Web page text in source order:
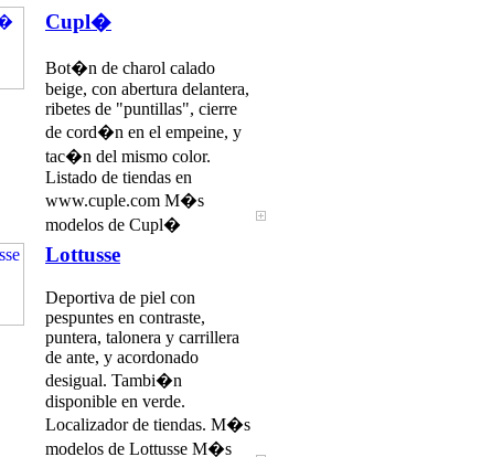
Cupl�
Bot�n de charol calado
beige, con abertura delantera,
ribetes de "puntillas", cierre
de cord�n en el empeine, y
tac�n del mismo color.
Listado de tiendas en
www.cuple.com M�s
modelos de Cupl�
Lottusse
Deportiva de piel con
pespuntes en contraste,
puntera, talonera y carrillera
de ante, y acordonado
desigual. Tambi�n
disponible en verde.
Localizador de tiendas. M�s
modelos de Lottusse M�s